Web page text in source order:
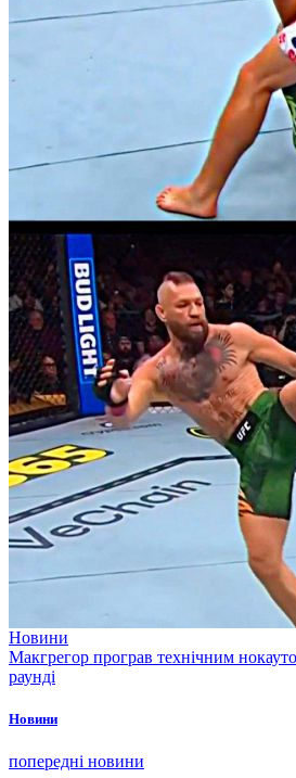
Новини
Макгрегор програв технічним
раунді
Новини
попередні новини